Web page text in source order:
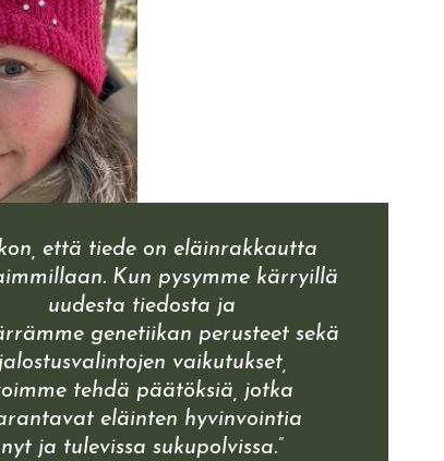
että tiede on eläinrakkautta
Kun pysymme kärryillä
uudesta tiedosta ja
genetiikan perusteet sekä
jalostusvalintojen vaikutukset,
tehdä päätöksiä, jotka
eläinten hyvinvointia
nyt ja tulevissa sukupolvissa.”